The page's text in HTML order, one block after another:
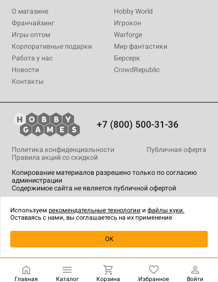
Уведомить о наличии
О магазине
Франчайзинг
Игры оптом
Корпоративные подарки
Работа у нас
Новости
Контакты
Hobby World
Игрокон
Warforge
Мир фантастики
Берсерк
CrowdRepublic
+7 (800) 500-31-36
Копирование материалов разрешено только по согласию
администрации
Содержимое сайта не является публичной офертой
Политика конфиденциальности
Публичная оферта
Правила акций со скидкой
технологии.
Главная Каталог Корзина Избранное Войти
Используем рекомендательные технологии и файлы куки.
Оставаясь с нами, вы соглашаетесь на их применение
OK